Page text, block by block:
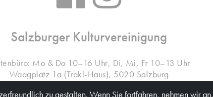
Salzburger Kulturvereinigung
Mo & Do 10–16 Uhr, Di, Mi, Fr 10–13 Uhr
Waagplatz 1a (Trakl-Haus), 5020 Salzburg
zu gestalten. Wenn Sie fortfahren, nehmen wir an,